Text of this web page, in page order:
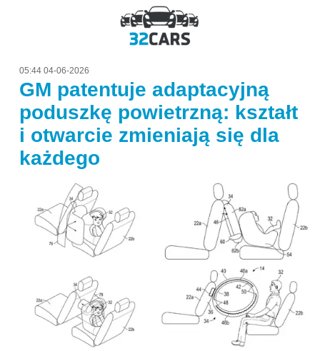
05:44 04-06-2026
GM patentuje adaptacyjną
poduszkę powietrzną: kształt
i otwarcie zmieniają się dla
każdego